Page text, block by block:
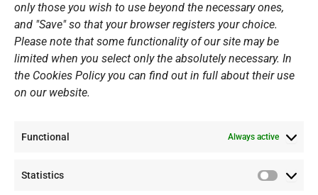
only those you wish to use beyond the necessary ones,
and "Save" so that your browser registers your choice.
Please note that some functionality of our site may be
limited when you select only the absolutely necessary. In
the Cookies Policy you can find out in full about their use
on our website.
Functional Always active
Statistics
PERSONAL DATA
Website Policy
Cookie Policy
General Policy NOV
Summer Camp Update
CONTACT